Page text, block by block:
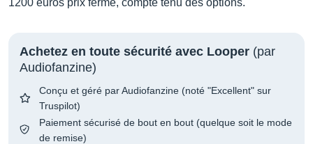
Achetez en toute sécurité avec Looper (par
Audiofanzine)
Conçu et géré par Audiofanzine (noté "Excellent" sur
Truspilot)
Paiement sécurisé de bout en bout (quelque soit le mode
de remise)